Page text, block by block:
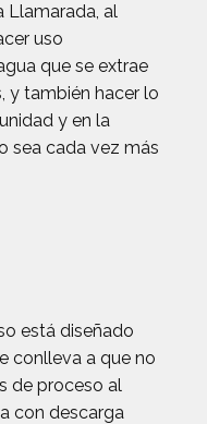
Llamarada, al
uso
que se extrae
y también hacer lo
y en la
sea cada vez más
está diseñado
conlleva a que no
de proceso al
con descarga